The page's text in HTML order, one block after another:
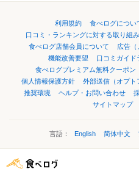
利用規約 食べログについ
口コミ・ランキングに対する取り組み
食べログ店舗会員について
広告（
機能改善要望
口コミガイド
食べログプレミアム無料クーポン
個人情報保護方針
外部送信（オプト
推奨環境
ヘルプ・お問い合わせ
サイトマップ
言語： English 简体中文